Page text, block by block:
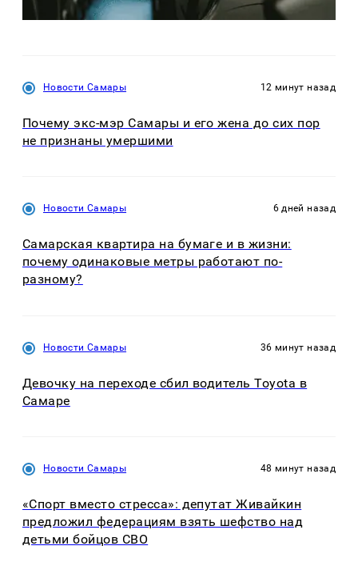
Новости Самары 12 минут назад
Почему экс-мэр Самары и его жена до сих пор
не признаны умершими
Новости Самары 6 дней назад
Самарская квартира на бумаге и в жизни:
почему одинаковые метры работают по-
разному?
Новости Самары 36 минут назад
Девочку на переходе сбил водитель Toyota в
Самаре
Новости Самары 48 минут назад
«Спорт вместо стресса»: депутат Живайкин
предложил федерациям взять шефство над
детьми бойцов СВО